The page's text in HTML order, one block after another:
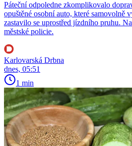
Páteční odpoledne zkomplikovalo
opuštěné osobní auto, které samovolně
zastavilo se uprostřed jízdního pruhu.
městské policie.
Karlovarská Drbna
dnes, 05:51
1 min